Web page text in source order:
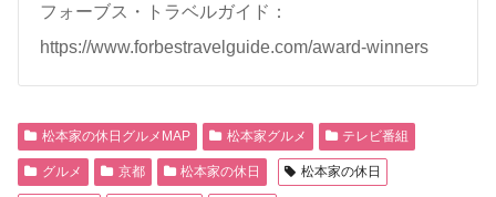
フォーブス・トラベルガイド：
https://www.forbestravelguide.com/award-winners
松本家の休日グルメMAP 松本家グルメ テレビ番組
グルメ 京都 松本家の休日 松本家の休日